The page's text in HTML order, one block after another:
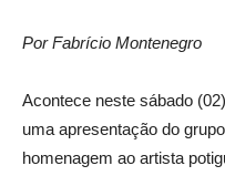
Por Fabrício Montenegro
Acontece neste sábado
uma apresentação do
homenagem ao artista